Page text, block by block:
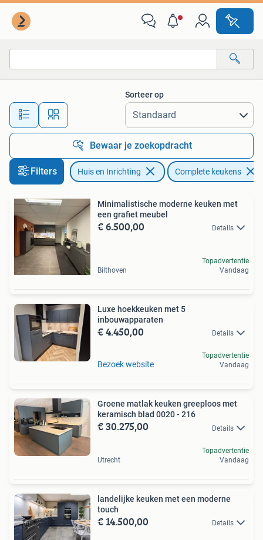
Alle afstanden…
Sorteer op
Bewaar je zoekopdracht
Filters Huis en Inrichting Complete keukens
Minimalistische moderne keuken met
een grafiet meubel
€ 6.500,00 Details
Bilthoven
Topadvertentie
Vandaag
Luxe hoekkeuken met 5
inbouwapparaten
€ 4.450,00 Details
Bezoek website
Topadvertentie
Vandaag
Groene matlak keuken greeploos met
keramisch blad 0020 - 216
€ 30.275,00 Details
Utrecht
Topadvertentie
Vandaag
landelijke keuken met een moderne
touch
€ 14.500,00 Details